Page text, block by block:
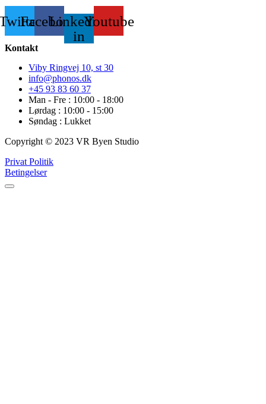
FacebookLinkedin-
in
Youtube
Kontakt
Viby Ringvej 10, st 30
info@phonos.dk
+45 93 83 60 37
Man - Fre : 10:00 - 18:00
Lørdag : 10:00 - 15:00
Søndag : Lukket
Copyright © 2023 VR Byen Studio
Privat Politik
Betingelser